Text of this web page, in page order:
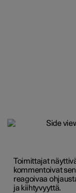
Toimittajat
kommentoivat
reagoivaa
ja kiihtyvyyttä.